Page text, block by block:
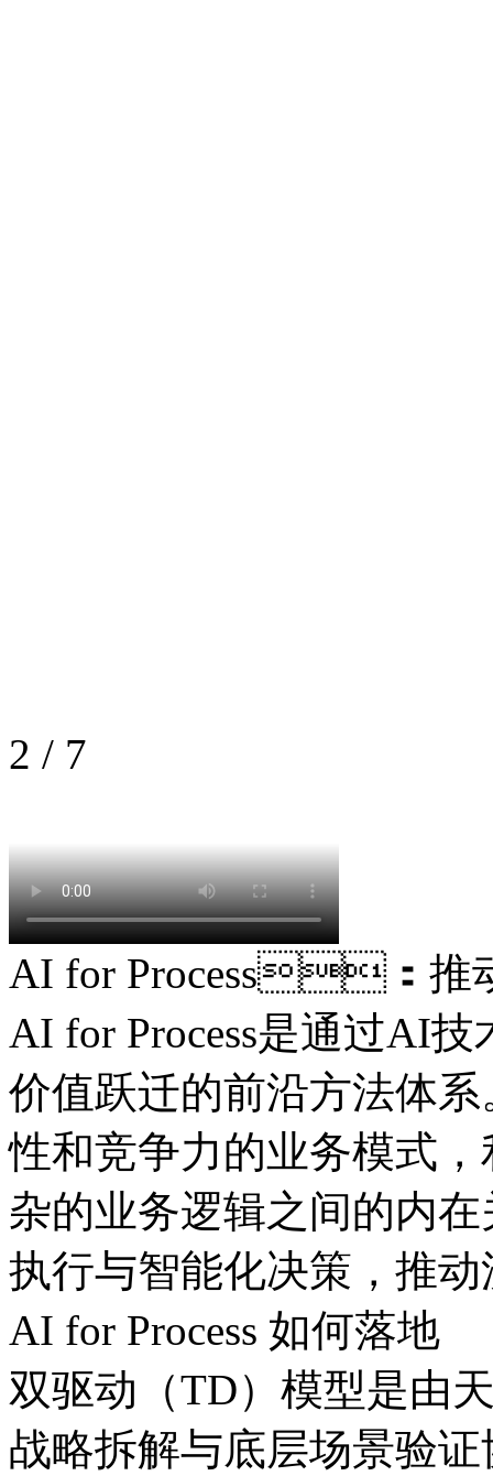
2 / 7
AI for Process：推
AI for Process是通过AI技
价值跃迁的前沿方法体
性和竞争力的业务模式
杂的业务逻辑之间的内在
执行与智能化决策，
AI for Process 如何落地
双驱动（TD）模型是由天
战略拆解与底层场景验证